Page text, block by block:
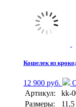
Кошелек из
12 900 руб.
Артикул:
kk-
Размеры: